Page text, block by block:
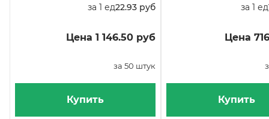
за 1 ед22.93 руб
Цена 1 146.50 руб
за 50 штук
Купить
за 1 ед
Цена
Купить